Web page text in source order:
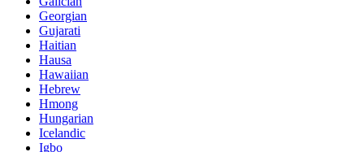
Georgian
Gujarati
Haitian
Hausa
Hawaiian
Hebrew
Hmong
Hungarian
Icelandic
Igbo